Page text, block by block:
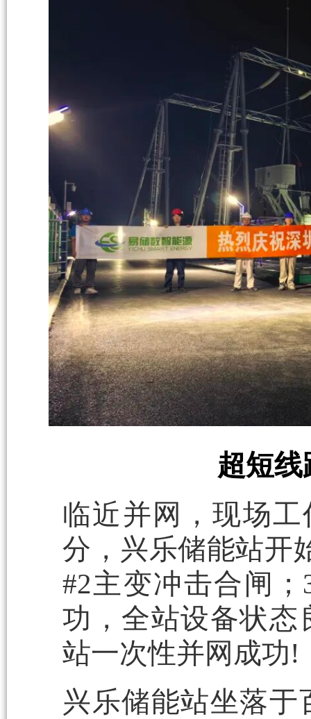
超短
临近并网，现场
分，兴乐储能站开
#2主变冲击合闸
功，全站设备状态
站一次性并网成功!
兴乐储能站坐落